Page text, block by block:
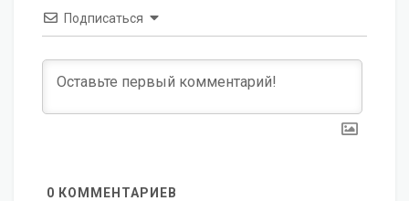
Подписаться
0 КОММЕНТАРИЕВ